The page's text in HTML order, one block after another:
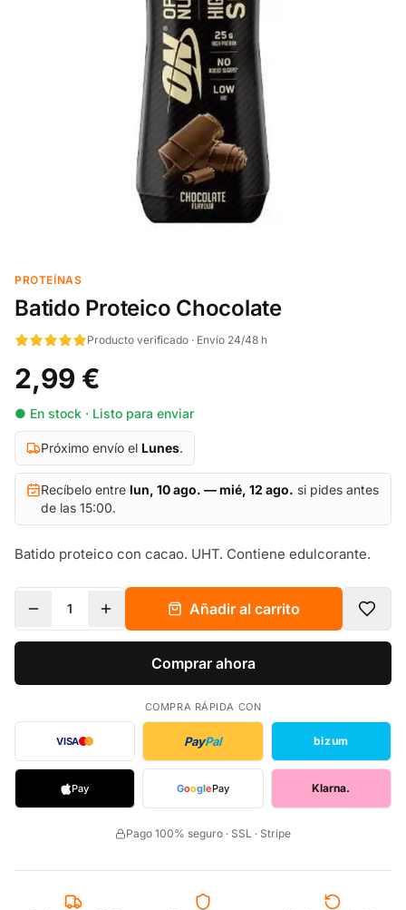
PROTEÍNAS
Batido Proteico Chocolate
Producto verificado · Envío 24/48 h
2,99 €
● En stock · Listo para enviar
Próximo envío el Lunes.
Recíbelo entre lun, 10 ago. — mié, 12 ago. si pides antes
de las 15:00.
Batido proteico con cacao. UHT. Contiene edulcorante.
1 Añadir al carrito
Comprar ahora
COMPRA RÁPIDA CON
VISA PayPal bizum
Pay GooglePay Klarna.
Pago 100% seguro · SSL · Stripe